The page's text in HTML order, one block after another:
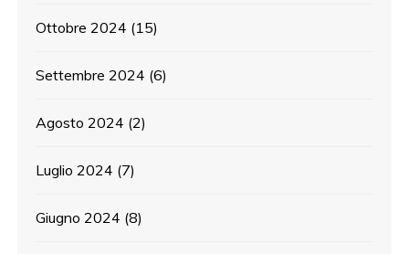
Ottobre 2024 (15)
Settembre 2024 (6)
Agosto 2024 (2)
Luglio 2024 (7)
Giugno 2024 (8)